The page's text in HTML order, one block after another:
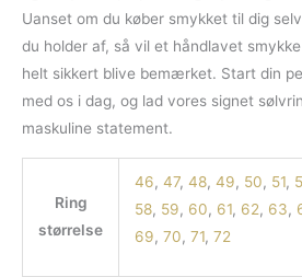
Uanset om du køber smykket til dig
du holder af, så vil et håndlavet
helt sikkert blive bemærket. Start din
med os i dag, og lad vores signet
maskuline statement.
Ring
størrelse
46, 47, 48, 49, 50, 51,
58, 59, 60, 61, 62, 63,
69, 70, 71, 72